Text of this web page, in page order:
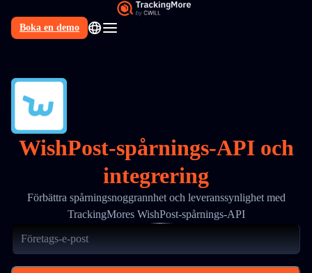
Boka en demo
WishPost-spårnings-API och
integrering
Förbättra spårningsnoggrannhet och leveranssynlighet med
TrackingMores WishPost-spårnings-API